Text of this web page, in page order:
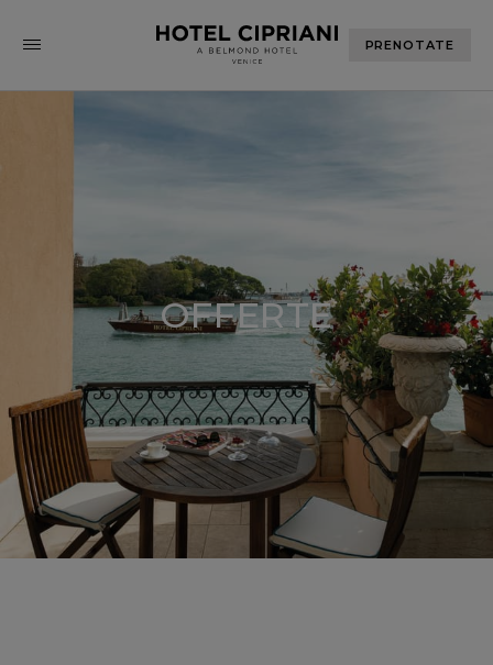
PRENOTATE
OFFERTE